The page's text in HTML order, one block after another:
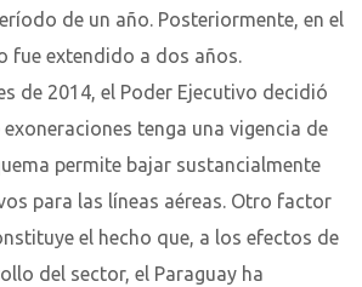
de un año. Posteriormente, en el
fue extendido a dos años.
de 2014, el Poder Ejecutivo decidió
tenga una vigencia de
permite bajar sustancialmente
para las líneas aéreas. Otro factor
el hecho que, a los efectos de
del sector, el Paraguay ha